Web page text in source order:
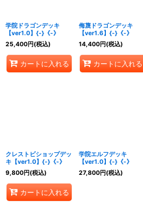
学院ドラゴンデッキ
【ver1.0】{-}《-》
25,400円(税込)
カートに入れる
侮蔑ドラゴンデッキ
【ver1.6】{-}《-》
14,400円(税込)
カートに入れる
クレストビショップデッ
キ【ver1.0】{-}《-》
9,800円(税込)
カートに入れる
学院エルフデッキ
【ver1.0】{-}《-》
27,800円(税込)